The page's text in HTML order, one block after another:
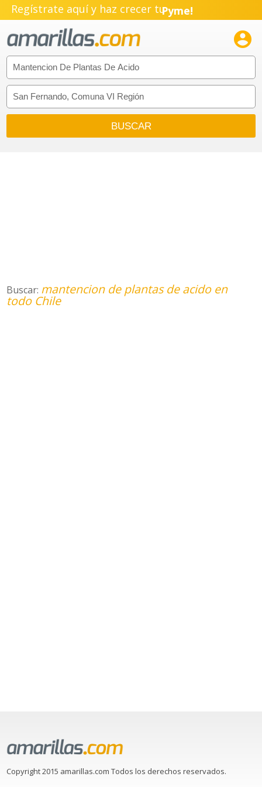
Regístrate aquí y haz crecer tuPyme!
Emprendimiento!

Buscar: mantencion de plantas de acido en
todo Chile
Copyright 2015 amarillas.com Todos los derechos reservados.